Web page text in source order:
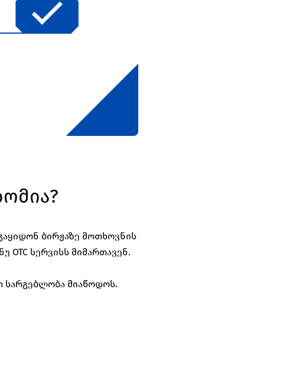
ბირჟაზე მოთხოვნის
სერვისს მიმართავენ.
სარგებლობა მიაწოდოს.